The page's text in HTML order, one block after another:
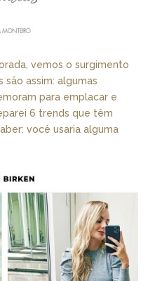
vemos o surgimento
são assim: algumas
para emplacar e
6 trends que têm
você usaria alguma